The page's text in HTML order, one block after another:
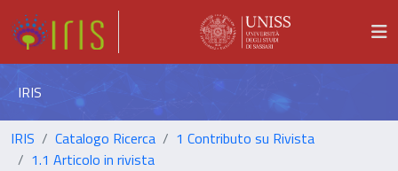
IRIS
IRIS Catalogo Ricerca
1 Contributo su Rivista
1.1 Articolo in rivista